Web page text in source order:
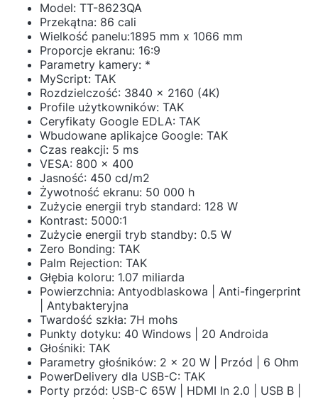
Model: TT-8623QA
Przekątna: 86 cali
Wielkość panelu:1895 mm x 1066 mm
Proporcje ekranu: 16:9
Parametry kamery: *
MyScript: TAK
Rozdzielczość: 3840 x 2160 (4K)
Profile użytkowników: TAK
Ceryfikaty Google EDLA: TAK
Wbudowane aplikajce Google: TAK
Czas reakcji: 5 ms
VESA: 800 x 400
Jasność: 450 cd/m2
Żywotność ekranu: 50 000 h
Zużycie energii tryb standard: 128 W
Kontrast: 5000:1
Zużycie energii tryb standby: 0.5 W
Zero Bonding: TAK
Palm Rejection: TAK
Głębia koloru: 1.07 miliarda
Powierzchnia: Antyodblaskowa | Anti-fingerprint
| Antybakteryjna
Twardość szkła: 7H mohs
Punkty dotyku: 40 Windows | 20 Androida
Głośniki: TAK
Parametry głośników: 2 x 20 W | Przód | 6 Ohm
PowerDelivery dla USB-C: TAK
Porty przód: USB-C 65W | HDMI In 2.0 | USB B |